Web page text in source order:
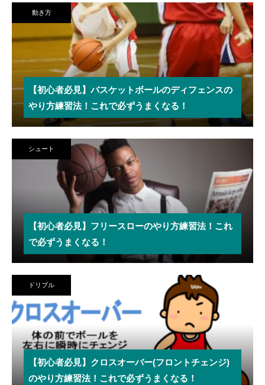
動き方
【初心者必見】バスケットボールのディフェンスの
やり方練習法！これで必ずうまくなる！
シュート
【初心者必見】フリースローのやり方練習法！これ
で必ずうまくなる！
ドリブル
【初心者必見】クロスオーバー(フロントチェンジ)
のやり方練習法！これで必ずうまくなる！